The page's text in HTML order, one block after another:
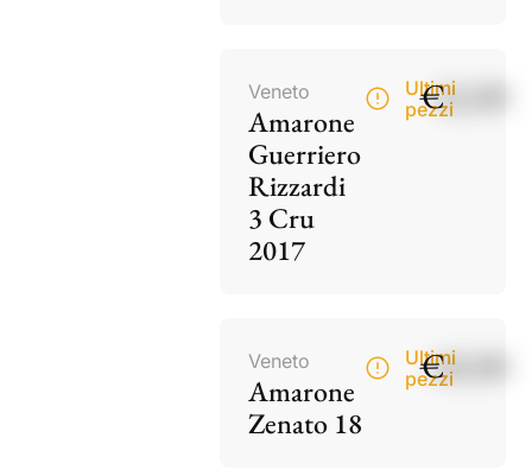
Veneto
Amarone
Guerriero
Rizzardi
3 Cru
2017
Ultimi
pezzi
€42,00
Veneto
Amarone
Zenato 18
Ultimi
pezzi
€60,00